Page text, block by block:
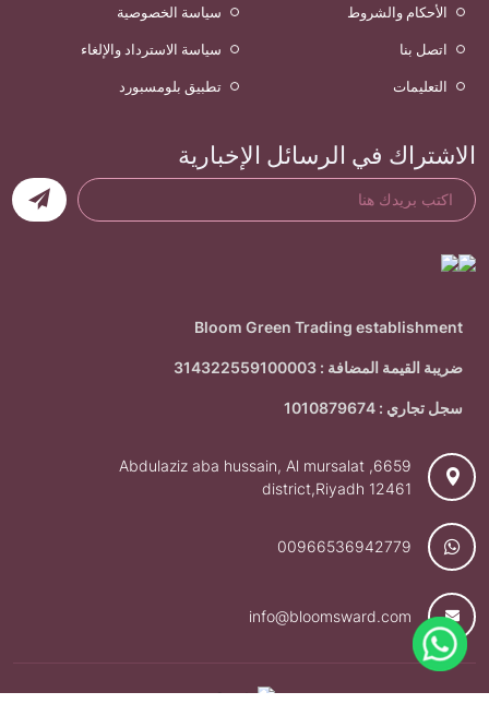
الأحكام والشروط سياسة الخصوصية
اتصل بنا سياسة الاسترداد والإلغاء
التعليمات تطبيق بلومسبورد
الاشتراك في الرسائل الإخبارية
Bloom Green Trading establishment
ضريبة القيمة المضافة : 314322559100003
سجل تجاري : 1010879674
6659, Abdulaziz aba hussain, Al mursalat
district,Riyadh 12461
00966536942779
info@bloomsward.com